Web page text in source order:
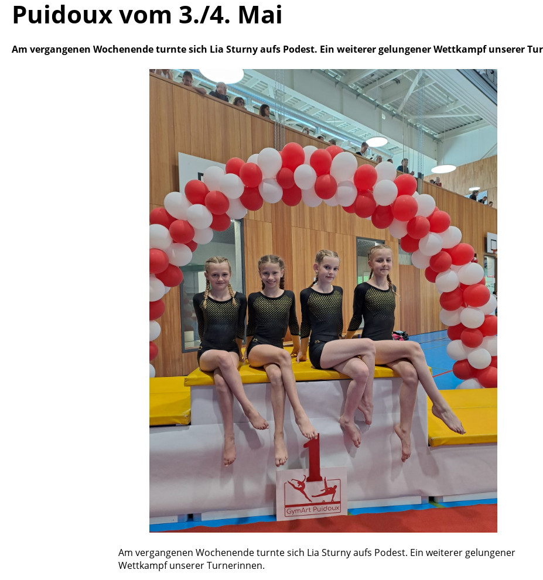
Puidoux vom 3./4. Mai
Am vergangenen Wochenende turnte sich Lia Sturny aufs Podest. Ein weiterer gelungener Wettkampf unserer
Am vergangenen Wochenende turnte sich Lia Sturny aufs Podest. Ein weiterer gelungener
Wettkampf unserer Turnerinnen.